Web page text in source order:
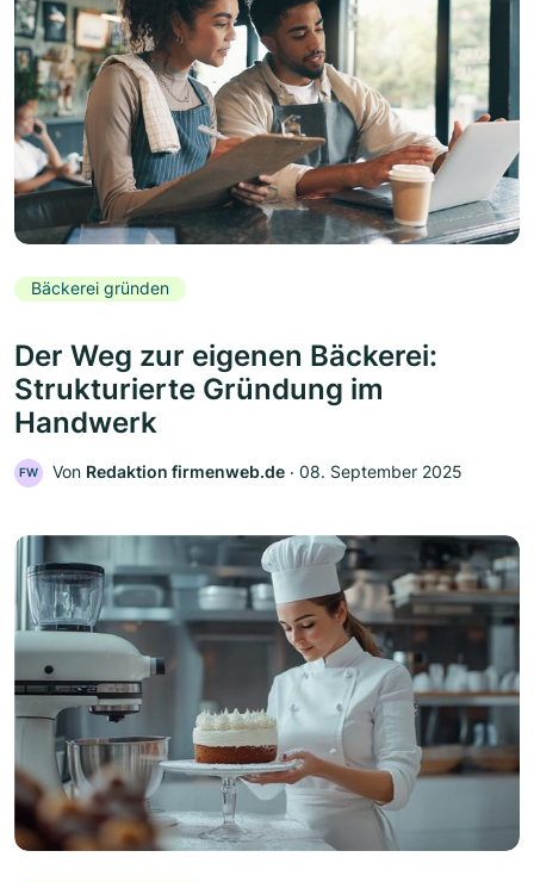
Bäckerei gründen
Der Weg zur eigenen Bäckerei:
Strukturierte Gründung im
Handwerk
FW Von Redaktion firmenweb.de ‧ 08. September 2025